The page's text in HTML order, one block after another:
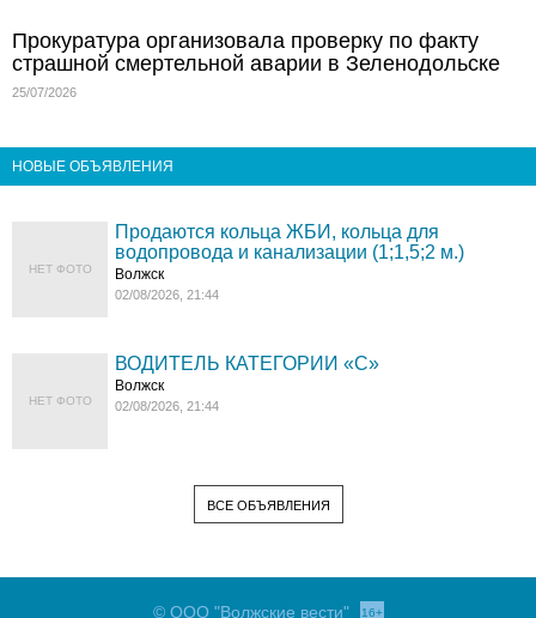
Прокуратура организовала проверку по факту
страшной смертельной аварии в Зеленодольске
25/07/2026
НОВЫЕ ОБЪЯВЛЕНИЯ
НЕТ ФОТО
Продаются кольца ЖБИ, кольца для
водопровода и канализации (1;1,5;2 м.)
Волжск
02/08/2026, 21:44
НЕТ ФОТО
ВОДИТЕЛЬ КАТЕГОРИИ «C»
Волжск
02/08/2026, 21:44
ВСЕ ОБЪЯВЛЕНИЯ
© ООО "Волжские вести" 16+